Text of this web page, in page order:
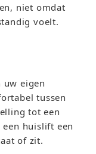
niet omdat
voelt.
eigen
tussen
tot een
huislift een
of zit.